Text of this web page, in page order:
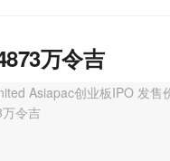
万令吉